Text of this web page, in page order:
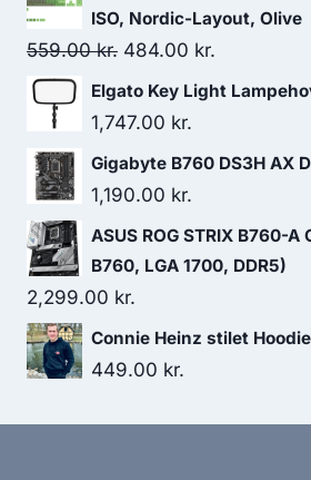
ISO, Nordic-Layout, Olive
559.00kr. Original
price
was:
484.00 kr.
price
Elgato Key Light
1,747.00 kr.
Gigabyte B760 DS3H AX
1,190.00 kr.
ASUS ROG STRIX B760-A
B760, LGA 1700, DDR5)
2,299.00 kr.
Connie Heinz stilet
449.00 kr.